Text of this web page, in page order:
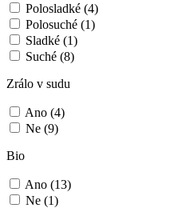
Polosladké (4)
Polosuché (1)
Sladké (1)
Suché (8)
Zrálo v sudu
Ano (4)
Ne (9)
Bio
Ano (13)
Ne (1)